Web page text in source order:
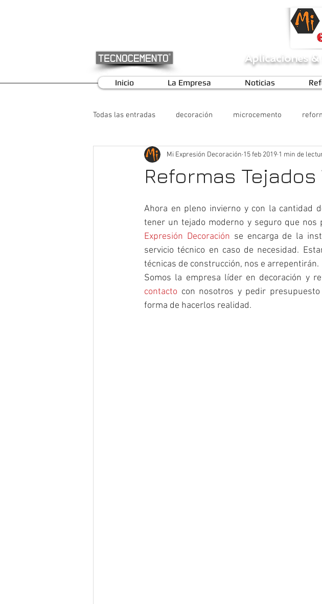
Aplicaciones &
Inicio La Empresa Noticias
Todas las entradas decoración microcemento
Reformas
Mi Expresión Decoración 15 feb 2019 1 min de
Ahora en pleno invierno y con la cantidad
tener un tejado moderno y seguro que
Expresión Decoración se encarga de la
servicio técnico en caso de necesidad.
técnicas de construcción, nos e arrepentirán.
contacto con nosotros y pedir
forma de hacerlos realidad.